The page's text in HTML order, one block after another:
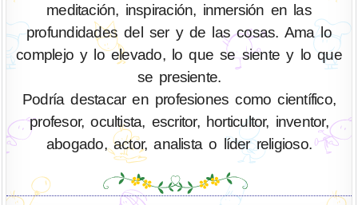
meditación, inspiración, inmersión en las
profundidades del ser y de las cosas. Ama lo
complejo y lo elevado, lo que se siente y lo que
se presiente.
Podría destacar en profesiones como científico,
profesor, ocultista, escritor, horticultor, inventor,
abogado, actor, analista o líder religioso.